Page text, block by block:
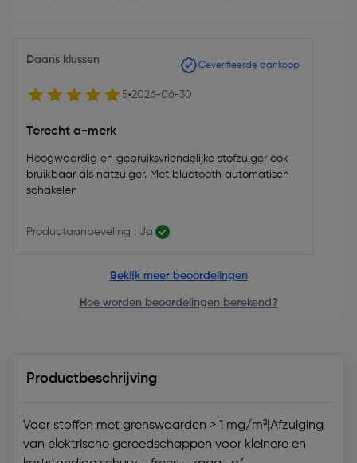
Daans klussen Geverifieerde aankoop
5 2026-06-30
Terecht a-merk
Hoogwaardig en gebruiksvriendelijke stofzuiger ook
bruikbaar als natzuiger. Met bluetooth automatisch
schakelen
Productaanbeveling : Ja
Bekijk meer beoordelingen
Hoe worden beoordelingen berekend?
Productbeschrijving
Voor stoffen met grenswaarden > 1 mg/m³|Afzuiging
van elektrische gereedschappen voor kleinere en